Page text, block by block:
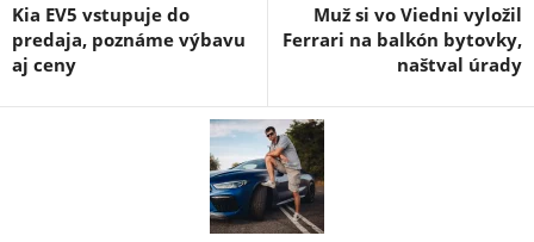
Kia EV5 vstupuje do
predaja, poznáme výbavu
aj ceny
Muž si vo Viedni vyložil
Ferrari na balkón bytovky,
naštval úrady